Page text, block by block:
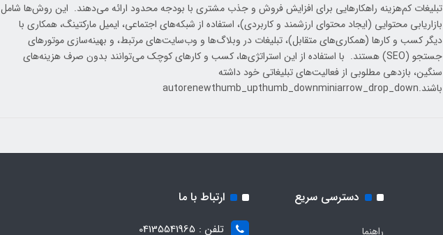
تبلیغات کم‌هزینه راهکارهایی برای افزایش فروش و جذب مشتری با بودجه محدود ارائه می‌دهند. این روش‌ها شامل
بازاریابی محتوایی (ایجاد محتوای ارزشمند و کاربردی)، استفاده از شبکه‌های اجتماعی، ایمیل مارکتینگ، همکاری با
دیگر کسب و کارها (همکاری‌های متقابل)، تبلیغات در وبلاگ‌ها و وب‌سایت‌های مرتبط، و بهینه‌سازی موتورهای
جستجو (SEO) هستند. با استفاده از این استراتژی‌ها، کسب و کارهای کوچک می‌توانند بدون صرف هزینه‌های
سنگین، بازدهی مطلوبی از فعالیت‌های تبلیغاتی خود داشته
باشند.autorenewthumb_upthumb_downminiarrow_drop_down
دسترسی سریع
راهنما
ارتباط با ما
تلفن : 04135541965